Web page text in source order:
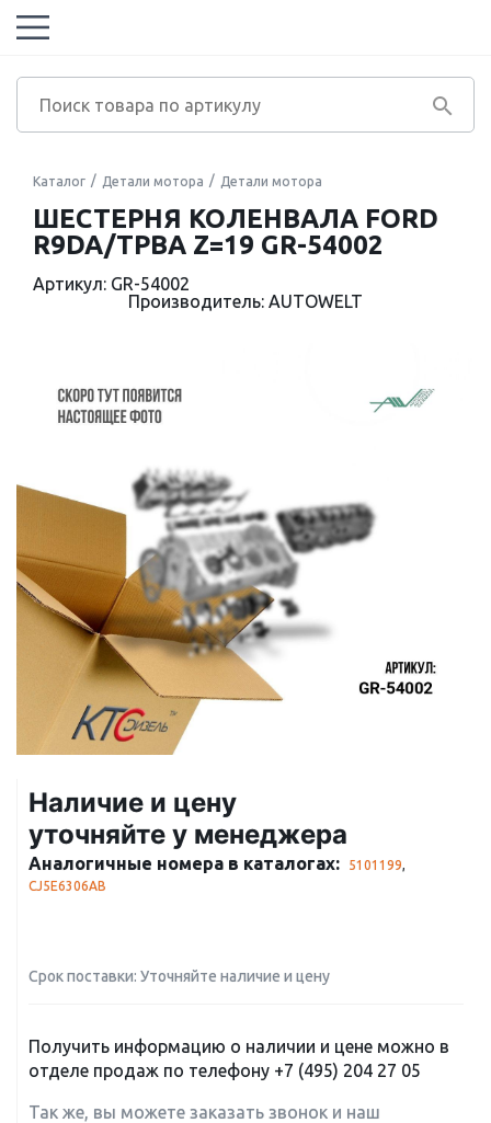
Каталог Детали мотора Детали мотора
ШЕСТЕРНЯ КОЛЕНВАЛА FORD
R9DA/TPBA Z=19 GR-54002
Артикул: GR-54002
Производитель: AUTOWELT
Наличие и цену
уточняйте у менеджера
Аналогичные номера в каталогах: 5101199,
CJ5E6306AB
Срок поставки: Уточняйте наличие и цену
Получить информацию о наличии и цене можно в
отделе продаж по телефону +7 (495) 204 27 05
Так же, вы можете заказать звонок и наш